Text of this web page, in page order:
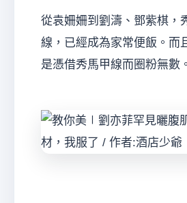
從袁姍姍到劉濤、鄧紫棋，
線，已經成為家常便飯。而
是憑借秀馬甲線而圈粉無數。